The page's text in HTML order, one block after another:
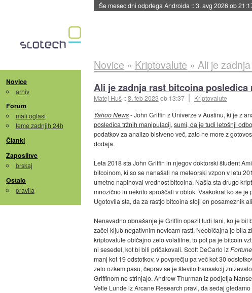
Še mesec dni odprtega Androida ::3. avg 2026 ob
Novice
arhiv
Forum
mali oglasi
teme zadnjih 24h
Članki
Zaposlitve
brskaj
Ostalo
pravila
Novice » Kriptovalute » Ali je
Ali je zadnja rast bitcoina posledica
Matej Huš ::8. feb 2023 ob 13:37
Kriptovalute
Yahoo News- John Griffin z Univerze v Austinu, ki je z
posledica tržnih manipulacij, sumi, da je tudi letošnji
podatkov za analizo bistveno več, zato ne more z
dodaja.
Leta 2018 sta John Griffin in njegov doktorski študent
bitcoinom, ki so se nanašali na meteorski vzpon v letu
umetno napihoval vrednost bitcoina. Našla sta drugo
množično in nekrito sproščali v obtok. Vsakokrat ko se
Ugotovila sta, da za rastjo bitcoina stoji en posameznik
Nenavadno obnašanje je Griffin opazil tudi lani, ko je
začel kljub negativnim novicam rasti. Neobičajna je bila
kriptovalute običajno zelo volatilne, to pot pa je bitcoin
ni sesedel, kot bi bili pričakovali. Scott DeCarlo izFortune
manj kot 19 odstotkov, v povprečju pa več kot 30
zelo ozkem pasu, čeprav se je število transakcij
Griffinom ne strinjajo. Andrew Thurman iz podjetja
Vetle Lunde iz Arcane Research pravi, da sedaj